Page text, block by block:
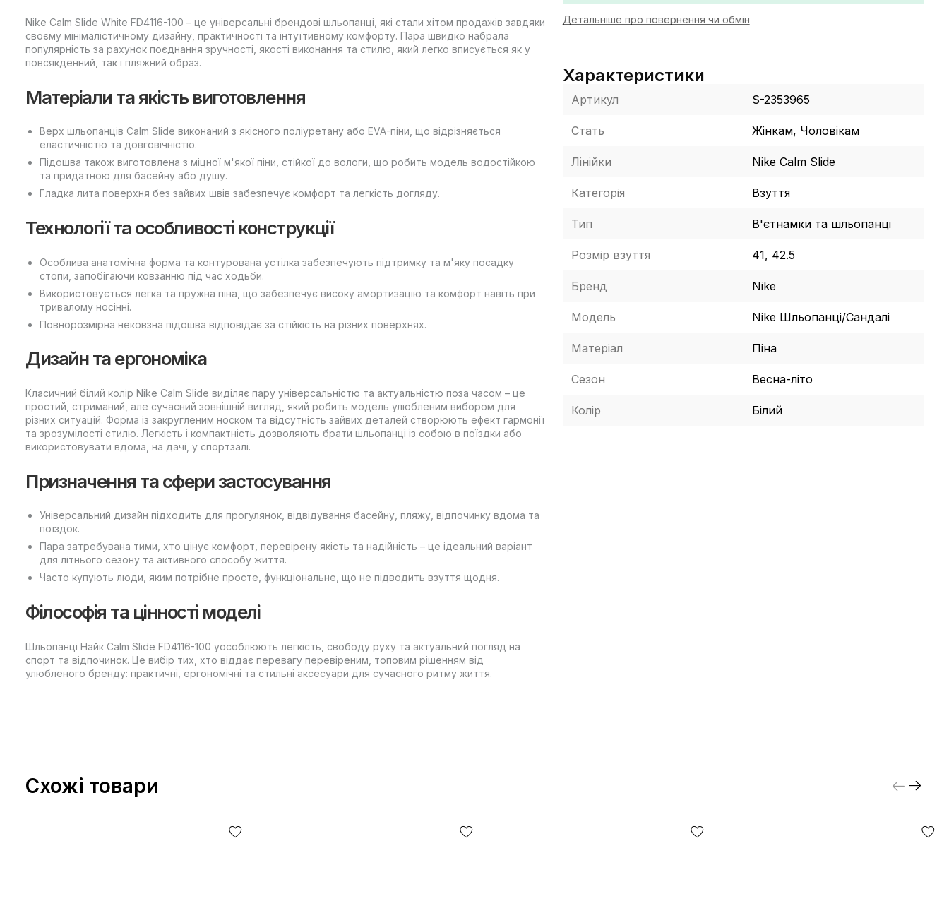
Nike Calm Slide White FD4116-100 – це універсальні брендові шльопанці, які стали хітом продажів завдяки
своєму мінімалістичному дизайну, практичності та інтуїтивному комфорту. Пара швидко набрала
популярність за рахунок поєднання зручності, якості виконання та стилю, який легко вписується як у
повсякденний, так і пляжний образ.
Матеріали та якість виготовлення
Верх шльопанців Calm Slide виконаний з якісного поліуретану або EVA-піни, що відрізняється
еластичністю та довговічністю.
Підошва також виготовлена з міцної м'якої піни, стійкої до вологи, що робить модель водостійкою
та придатною для басейну або душу.
Гладка лита поверхня без зайвих швів забезпечує комфорт та легкість догляду.
Технології та особливості конструкції
Особлива анатомічна форма та контурована устілка забезпечують підтримку та м'яку посадку
стопи, запобігаючи ковзанню під час ходьби.
Використовується легка та пружна піна, що забезпечує високу амортизацію та комфорт навіть при
тривалому носінні.
Повнорозмірна нековзна підошва відповідає за стійкість на різних поверхнях.
Дизайн та ергономіка
Класичний білий колір Nike Calm Slide виділяє пару універсальністю та актуальністю поза часом – це
простий, стриманий, але сучасний зовнішній вигляд, який робить модель улюбленим вибором для
різних ситуацій. Форма із закругленим носком та відсутність зайвих деталей створюють ефект гармонії
та зрозумілості стилю. Легкість і компактність дозволяють брати шльопанці із собою в поїздки або
використовувати вдома, на дачі, у спортзалі.
Призначення та сфери застосування
Універсальний дизайн підходить для прогулянок, відвідування басейну, пляжу, відпочинку вдома та
поїздок.
Пара затребувана тими, хто цінує комфорт, перевірену якість та надійність – це ідеальний варіант
для літнього сезону та активного способу життя.
Часто купують люди, яким потрібне просте, функціональне, що не підводить взуття щодня.
Філософія та цінності моделі
Шльопанці Найк Calm Slide FD4116-100 уособлюють легкість, свободу руху та актуальний погляд на
спорт та відпочинок. Це вибір тих, хто віддає перевагу перевіреним, топовим рішенням від
улюбленого бренду: практичні, ергономічні та стильні аксесуари для сучасного ритму життя.
Детальніше про повернення чи обмін
Характеристики
Артикул S-2353965
Стать Жінкам, Чоловікам
Лінійки Nike Calm Slide
Категорія Взуття
Тип В'єтнамки та шльопанці
Розмір взуття 41, 42.5
Бренд Nike
Модель Nike Шльопанці/Сандалі
Матеріал Піна
Сезон Весна-літо
Колір Білий
Схожі товари